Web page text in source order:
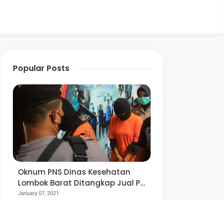
Popular Posts
Oknum PNS Dinas Kesehatan
Lombok Barat Ditangkap Jual Pil
Ekstasi
January 07, 2021